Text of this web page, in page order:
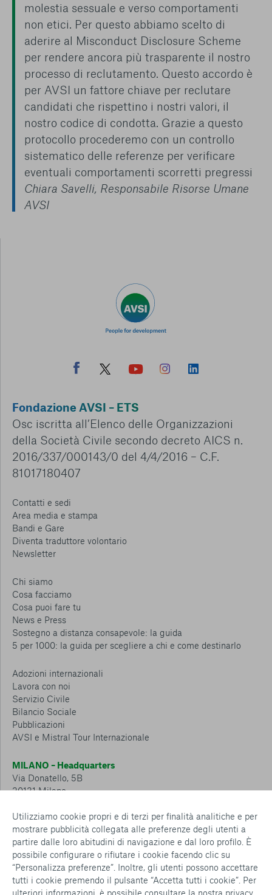
Utilizziamo cookie propri e di terzi per finalità analitiche e per
mostrare pubblicità collegata alle preferenze degli utenti a
partire dalle loro abitudini di navigazione e dal loro profilo. È
possibile configurare o rifiutare i cookie facendo clic su
“Personalizza preferenze”. Inoltre, gli utenti possono accettare
tutti i cookie premendo il pulsante “Accetta tutti i cookie”. Per
ulteriori informazioni, è possibile consultare la nostra privacy
molestia sessuale e verso comportamenti
non etici. Per questo abbiamo scelto di
aderire al Misconduct Disclosure Scheme
per rendere ancora più trasparente il nostro
processo di reclutamento. Questo accordo è
per AVSI un fattore chiave per reclutare
candidati che rispettino i nostri valori, il
nostro codice di condotta. Grazie a questo
protocollo procederemo con un controllo
sistematico delle referenze per verificare
eventuali comportamenti scorretti pregressi
Chiara Savelli, Responsabile Risorse Umane
AVSI
Fondazione AVSI – ETS
Osc iscritta all’Elenco delle Organizzazioni
della Società Civile secondo decreto AICS n.
2016/337/000143/0 del 4/4/2016 – C.F.
81017180407
Contatti e sedi
Area media e stampa
Bandi e Gare
Diventa traduttore volontario
Newsletter
Chi siamo
Cosa facciamo
Cosa puoi fare tu
News e Press
Sostegno a distanza consapevole: la guida
5 per 1000: la guida per scegliere a chi e come destinarlo
Adozioni internazionali
Lavora con noi
Servizio Civile
Bilancio Sociale
Pubblicazioni
AVSI e Mistral Tour Internazionale
MILANO – Headquarters
Via Donatello, 5B
20131 Milano
CESENA – Sostegno a distanza
Via Padre Vicinio da Sarsina, 216
47521 Cesena
Tel.: 0547 360 811